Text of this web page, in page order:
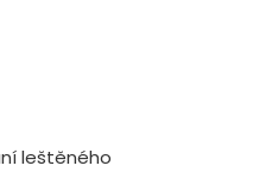
leštěného